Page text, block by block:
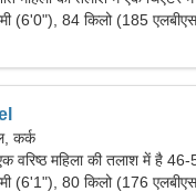
(6'0"), 84 किलो (185
कर्क
वरिष्ठ महिला की तलाश में है 46-
(6'1"), 80 किलो (176